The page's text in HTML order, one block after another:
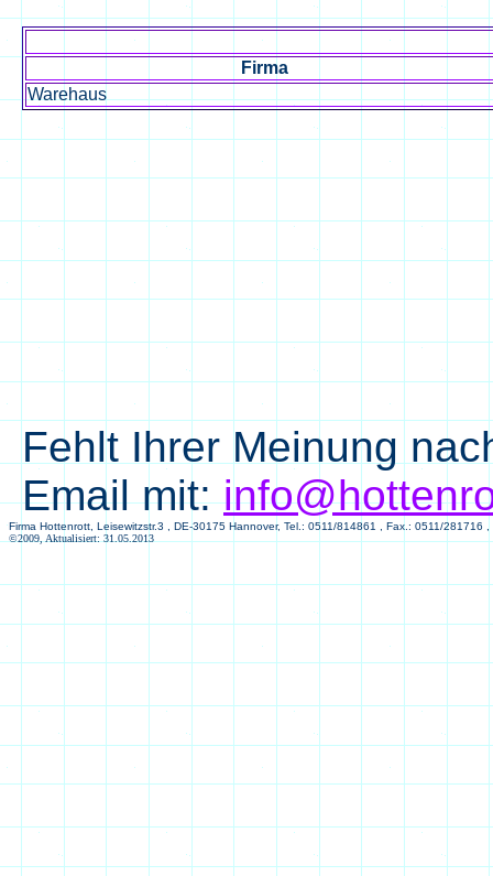
Firma
Warehaus
Fehlt Ihrer Meinung
Email mit:
Firma Hottenrott, Leisewitzstr.3 , DE-30175 Hannover, Tel.: 0511/814861 , Fax.: 0511/281716
©2009, Aktualisiert: 31.05.2013